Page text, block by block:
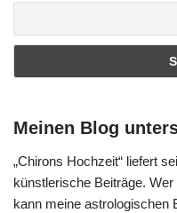
Meinen Blog
„Chirons Hochzeit“ liefert
künstlerische Beiträge. Wer
kann meine astrologischen